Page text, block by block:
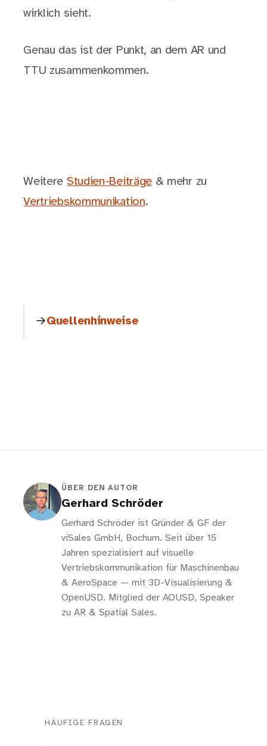
wirklich sieht.
Genau das ist der Punkt, an dem AR und
TTU zusammenkommen.
Weitere Studien-Beiträge & mehr zu
Vertriebskommunikation.
Quellenhinweise
ÜBER DEN AUTOR
Gerhard Schröder
Gerhard Schröder ist Gründer & GF der
viSales GmbH, Bochum. Seit über 15
Jahren spezialisiert auf visuelle
Vertriebskommunikation für Maschinenbau
& AeroSpace — mit 3D-Visualisierung &
OpenUSD. Mitglied der AOUSD, Speaker
zu AR & Spatial Sales.
HÄUFIGE FRAGEN